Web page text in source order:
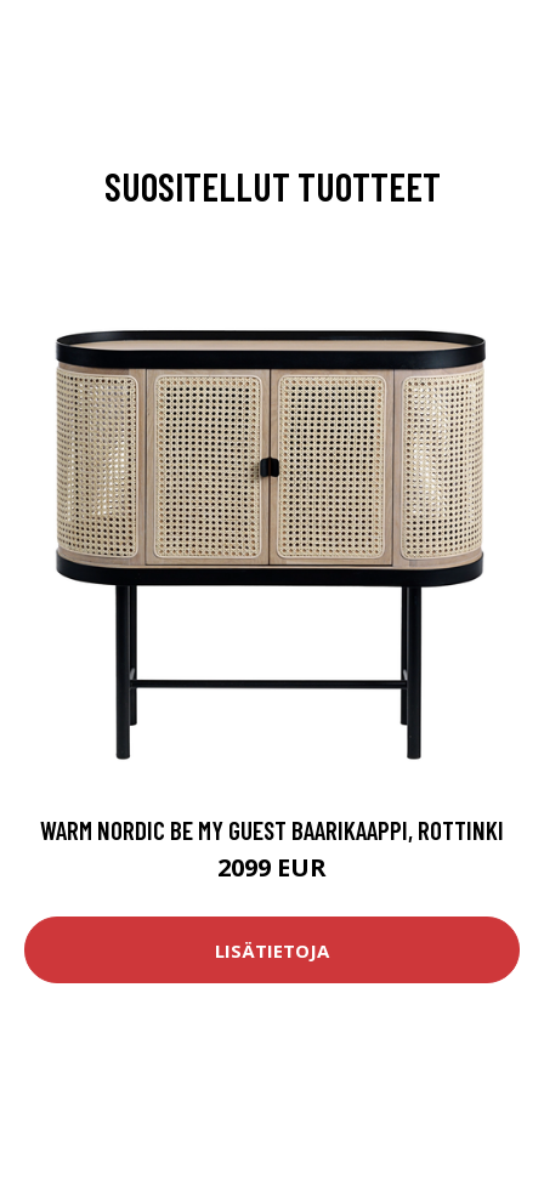
SUOSITELLUT TUOTTEET
WARM NORDIC BE MY GUEST BAARIKAAPPI, ROTTINKI
2099 EUR
LISÄTIETOJA